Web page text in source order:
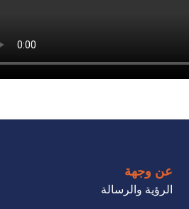
عن وجهة
الرؤية والرسالة